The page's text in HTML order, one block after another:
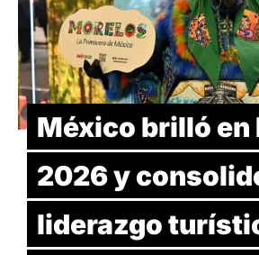
México brilló en
2026 y
liderazgo